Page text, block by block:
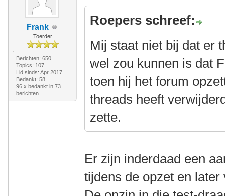
Frank
Toerder
Berichten: 650
Topics: 107
Lid sinds: Apr 2017
Bedankt: 58
96 x bedankt in 73
berichten
Roepers schreef:
Mij staat niet bij dat er
wel zou kunnen is dat
toen hij het forum
threads heeft
zette.
Er zijn inderdaad een
tijdens de opzet en